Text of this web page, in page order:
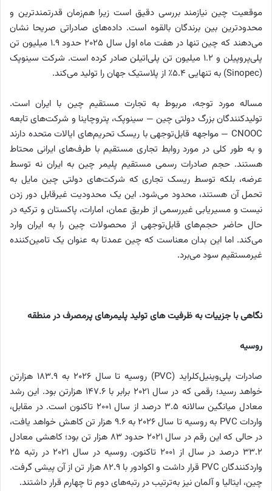
موقعیت چین نیازمند بررسی دقیق است زیرا هم‌زمان قدرتمندترین و
محدودترین بین برندگان بالقوه است. داده‌های صادراتی صریحا نشان
می‌دهند که چین تنها در هفت ماه اول سال ۲۰۲۵ حدود ۱.۹ میلیون تن
پلی‌‌پروپیلن و ۱.۲ میلیون تن پلی‌اتیلن صادر کرده است. شرکت سینوپک
(Sinopec) به تنهایی ۵.۴٪ از پلاستیک جهان را تولید می‌کند.
مساله مورد توجه، مربوط به تجارت مستقیم چین با ایران است.
تولیدکنندگان بزرگ دولتی چین — سینوپک، پتروچاینا و شرکت‌های تابعه
CNOOC — مواجهه قابل‌توجهی با ریسک تحریم‌های ایالات متحده دارند
و به طور کلی در مورد روابط تجاری مستقیم با طرف‌های ایرانی محتاط
هستند. حجم صادرات رسمی مستقیم پلیمر چین به ایران نه توسط
عرضه، بلکه توسط ریسک تجاری که شرکت‌های دولتی چین مایل به
تحمل آن هستند، محدود می‌شود. این یک محدودیت غیرقابل دور زدن
نیست و مسیریابی غیررسمی از طریق عمان، امارات، پاکستان و ترکیه در
حال حاضر حجم‌های قابل‌توجهی از محصولات چین را به ایران وارد
می‌کند. اما این بدان معناست که چین عمدتا به عنوان یک تامین‌کننده
غیرمستقیم سود می‌برد.
نگاهی با جزییات به ظرفیت های تولید پلیمرهای پرمصرف در منطقه
روسیه
صادرات پلی‌وینیل‌کلراید (PVC) روسیه تا سال ۲۰۲۶ به ۱۸۳.۹ هزارتن
خواهد رسید؛ رقمی که در سال ۲۰۲۱ برابر با ۱۴۷.۶ هزارتن بود. این رشد
معادل میانگین سالانه ۳.۵ درصد از سال ۲۰۰۱ تاکنون است. در مقابل،
واردات PVC به روسیه تا سال ۲۰۲۶ به ۹.۶ هزار تن کاهش خواهد یافت،
در حالی که این رقم در سال ۲۰۲۱ حدود ۸۳ هزار تن بود؛ کاهشی معادل
۳۳.۲ درصد در سال از ۲۰۰۱ تاکنون. روسیه در سال ۲۰۲۱ در رتبه ۲۵
واردکنندگان PVC قرار داشت و اکوادور با ۸۲.۹ هزار تن از آن پیشی گرفت.
چین، ایتالیا و آلمان نیز به‌ترتیب در رتبه‌های دوم تا چهارم قرار داشتند.